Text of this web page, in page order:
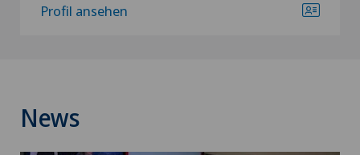
Profil ansehen
News